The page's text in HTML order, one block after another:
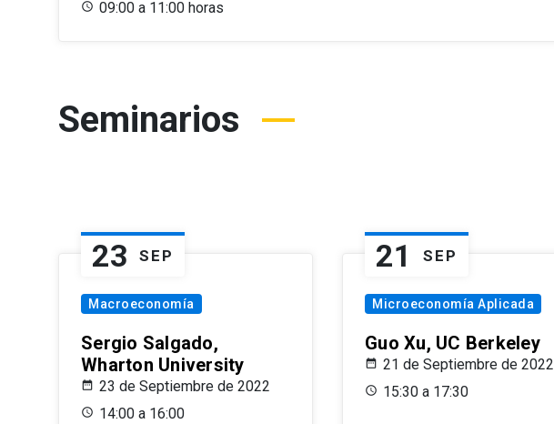
09:00 a 11:00 horas
Seminarios
23 SEP
Macroeconomía
Sergio Salgado,
Wharton University
23 de Septiembre de 2022
14:00 a 16:00
21 SEP
Microeconomía Aplicada
Guo Xu, UC Berkeley
21 de Septiembre de 2022
15:30 a 17:30